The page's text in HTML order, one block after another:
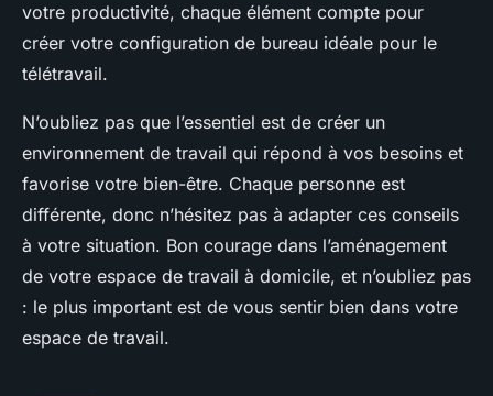
votre productivité, chaque élément compte pour
créer votre configuration de bureau idéale pour le
télétravail.
N’oubliez pas que l’essentiel est de créer un
environnement de travail qui répond à vos besoins et
favorise votre bien-être. Chaque personne est
différente, donc n’hésitez pas à adapter ces conseils
à votre situation. Bon courage dans l’aménagement
de votre espace de travail à domicile, et n’oubliez pas
: le plus important est de vous sentir bien dans votre
espace de travail.